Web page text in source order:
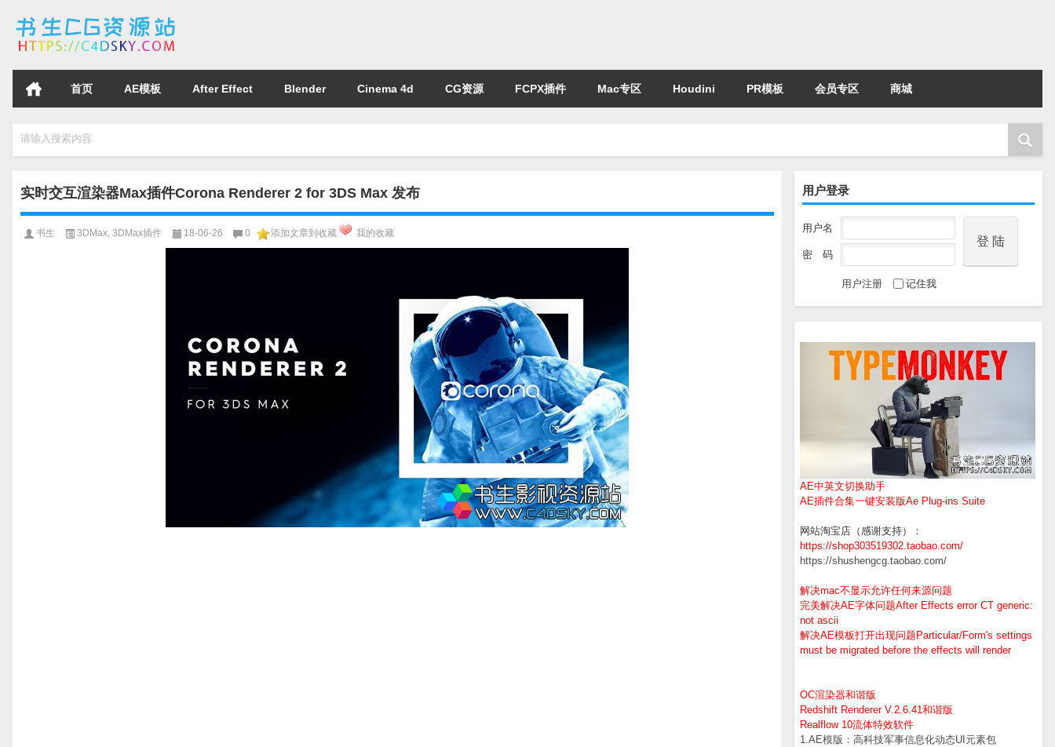
首页 AE模板 After Effect Blender Cinema 4d CG资源 FCPX插件 Mac专区 Houdini PR模板 会员专区 商城
请输入搜索内容
用户登录
用户名
密 码
用户注册 记住我
AE中英文切换助手
AE插件合集一键安装版Ae Plug-ins Suite
网站淘宝店（感谢支持）：
https://shop303519302.taobao.com/
https://shushengcg.taobao.com/
解决mac不显示允许任何来源问题
完美解决AE字体问题After Effects error CT generic:
not ascii
解决AE模板打开出现问题Particular/Form's settings
must be migrated before the effects will render
OC渲染器和谐版
Redshift Renderer V.2.6.41和谐版
Realflow 10流体特效软件
1.AE模版：高科技军事信息化动态UI元素包
实时交互渲染器Max插件Corona Renderer 2 for 3DS Max 发布
书生 3DMax, 3DMax插件 18-06-26 0 添加文章到收藏 我的收藏